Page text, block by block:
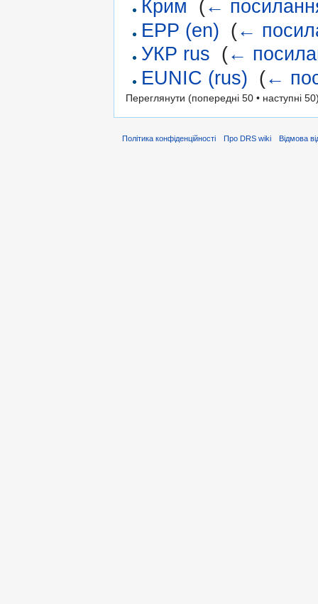
Крим ( ←
EPP (en) (←
УКР rus (←
EUNIC (rus) (←
Переглянути (попередні 50 • наступні
Політика конфіденційності Про DRS wiki Відмова